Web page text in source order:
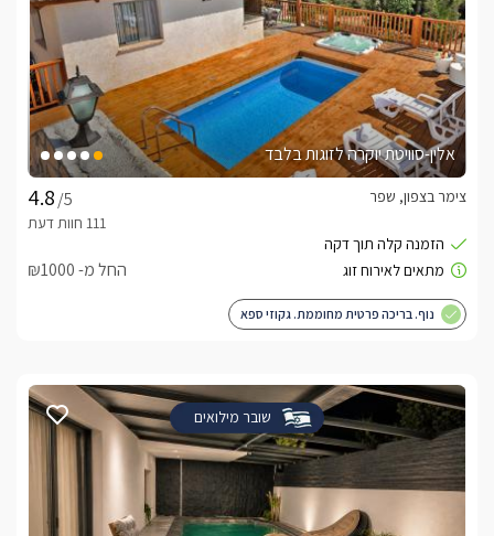
אלין-סוויטת יוקרה לזוגות בלבד
/5
צימר בצפון, שפר
החל מ- ₪1000
נוף. בריכה פרטית מחוממת. גקוזי ספא
שובר מילואים